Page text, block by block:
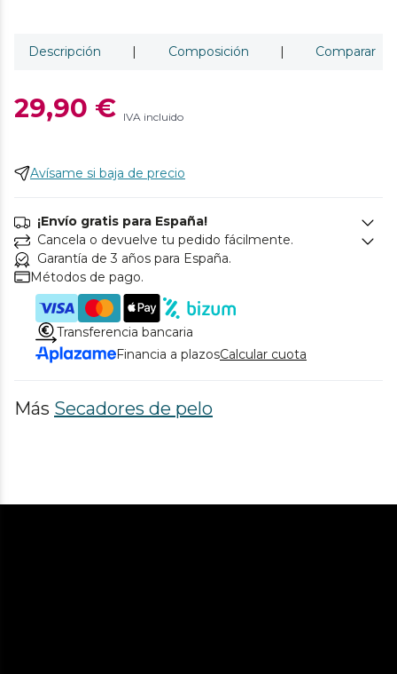
Descripción | Composición | Comparar
29,90 € IVA incluido
Avísame si baja de precio
¡Envío gratis para España!
Cancela o devuelve tu pedido fácilmente.
Garantía de 3 años para España.
Métodos de pago.
Transferencia bancaria
Financia a plazosCalcular cuota
Más Secadores de pelo